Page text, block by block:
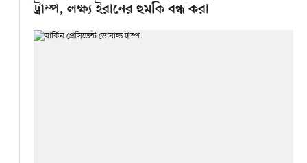
ট্রাম্প, লক্ষ্য ইরানের হুমকি বন্ধ করা